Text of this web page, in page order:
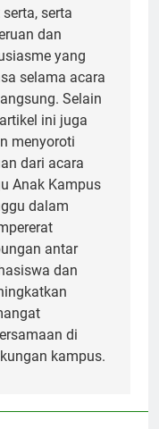
serta
dan
yang
selama acara
Selain
ini juga
menyoroti
dari acara
Anak Kampus
dalam
antar
dan
di
kampus.